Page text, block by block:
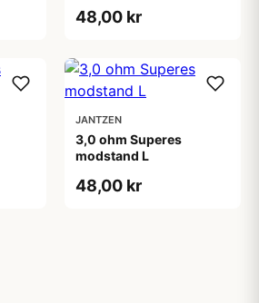
48,00 kr
JANTZEN
3,0 ohm Superes
modstand L
48,00 kr